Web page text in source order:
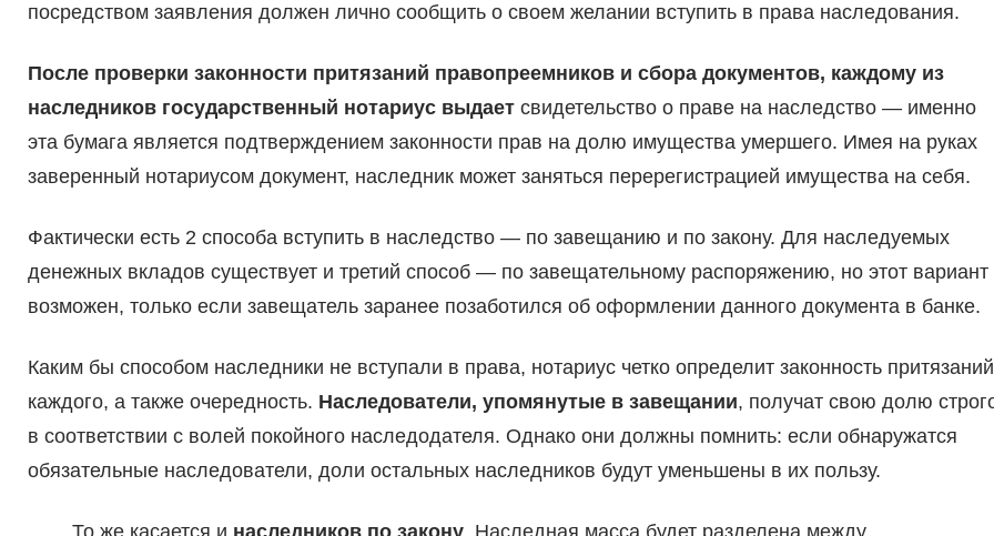
посредством заявления должен лично сообщить о своем желании вступить в права наследования.
После проверки законности притязаний правопреемников и сбора документов, каждому из
наследников государственный нотариус выдаетсвидетельство о праве на наследство — именно
эта бумага является подтверждением законности прав на долю имущества умершего. Имея на руках
заверенный нотариусом документ, наследник может заняться перерегистрацией имущества на себя.
Фактически есть 2 способа вступить в наследство — по завещанию и по закону. Для наследуемых
денежных вкладов существует и третий способ — по завещательному распоряжению, но этот вариант
возможен, только если завещатель заранее позаботился об оформлении данного документа в банке.
Каким бы способом наследники не вступали в права, нотариус четко определит законность притязаний
каждого, а также очередность. Наследователи, упомянутые в завещании, получат свою долю
в соответствии с волей покойного наследодателя. Однако они должны помнить: если обнаружатся
обязательные наследователи, доли остальных наследников будут уменьшены в их пользу.